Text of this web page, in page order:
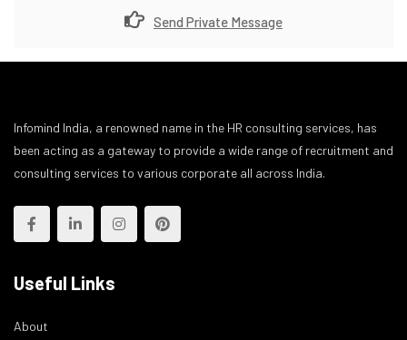
Send Private Message
Infomind India, a renowned name in the HR consulting services, has
been acting as a gateway to provide a wide range of recruitment and
consulting services to various corporate all across India.
Useful Links
About